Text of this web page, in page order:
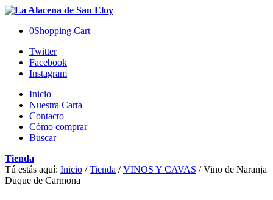
0Shopping Cart
Twitter
Facebook
Instagram
Inicio
Nuestra Carta
Contacto
Cómo comprar
Buscar
Tienda
Tú estás aquí: Inicio / Tienda / VINOS Y CAVAS / Vino de Naranja
Duque de Carmona